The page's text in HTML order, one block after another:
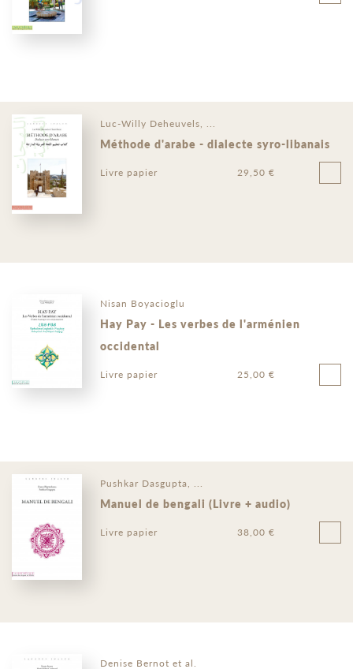
Luc-Willy Deheuvels, ...
Méthode d'arabe - dialecte syro-libanais
Livre papier 29,50 €
Nisan Boyacioglu
Hay Pay - Les verbes de l'arménien
occidental
Livre papier 25,00 €
Pushkar Dasgupta, ...
Manuel de bengali (Livre + audio)
Livre papier 38,00 €
Denise Bernot et al.